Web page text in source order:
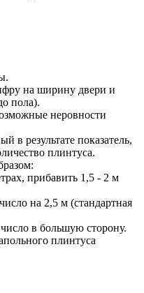
на ширину двери и
пола).
неровности
в результате показатель,
плинтуса.
прибавить 1,5 - 2 м
на 2,5 м (стандартная
в большую сторону.
плинтуса